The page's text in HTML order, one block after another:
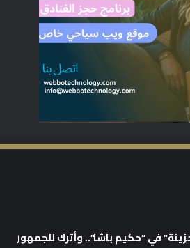
في “حكيم باشا”.. وأترك للجمهور